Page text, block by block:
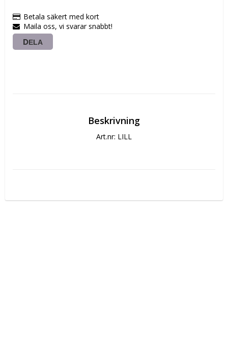
Betala säkert med kort
Maila oss, vi svarar snabbt!
DELA
Beskrivning
Art.nr: LILL